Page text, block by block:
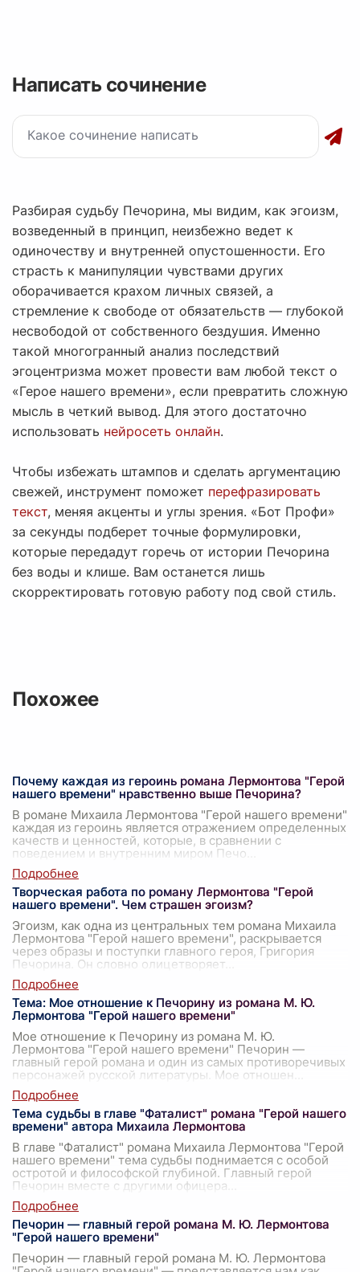
Написать сочинение
Разбирая судьбу Печорина, мы видим, как эгоизм,
возведенный в принцип, неизбежно ведет к
одиночеству и внутренней опустошенности. Его
страсть к манипуляции чувствами других
оборачивается крахом личных связей, а
стремление к свободе от обязательств — глубокой
несвободой от собственного бездушия. Именно
такой многогранный анализ последствий
эгоцентризма может провести вам любой текст о
«Герое нашего времени», если превратить сложную
мысль в четкий вывод. Для этого достаточно
использовать нейросеть онлайн.
Чтобы избежать штампов и сделать аргументацию
свежей, инструмент поможет перефразировать
текст, меняя акценты и углы зрения. «Бот Профи»
за секунды подберет точные формулировки,
которые передадут горечь от истории Печорина
без воды и клише. Вам останется лишь
скорректировать готовую работу под свой стиль.
Похожее
Почему каждая из героинь романа Лермонтова "Герой
нашего времени" нравственно выше Печорина?
В романе Михаила Лермонтова "Герой нашего времени"
каждая из героинь является отражением определенных
качеств и ценностей, которые, в сравнении с
поведением и внутренним миром Печо
Творческая работа по роману Лермонтова "Герой
нашего времени". Чем страшен эгоизм?
Эгоизм, как одна из центральных тем романа Михаила
Лермонтова "Герой нашего времени", раскрывается
через образы и поступки главного героя, Григория
Печорина. Он словно олицетворяет
Тема: Мое отношение к Печорину из романа М. Ю.
Лермонтова "Герой нашего времени"
Мое отношение к Печорину из романа М. Ю.
Лермонтова "Герой нашего времени" Печорин —
главный герой романа и один из самых противоречивых
персонажей русской литературы. Мое отношен
Тема судьбы в главе "Фаталист" романа "Герой нашего
времени" автора Михаила Лермонтова
В главе "Фаталист" романа Михаила Лермонтова "Герой
нашего времени" тема судьбы поднимается с особой
остротой и философской глубиной. Главный герой
Печорин вместе с другими офицера
Печорин — главный герой романа М. Ю. Лермонтова
"Герой нашего времени"
Печорин — главный герой романа М. Ю. Лермонтова